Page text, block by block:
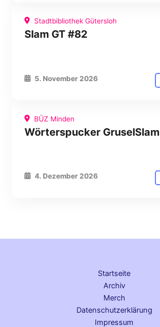
Stadtbibliothek Gütersloh
Slam GT #82
5. November 2026
BÜZ Minden
Wörterspucker GruselSlam
4. Dezember 2026
Startseite
Archiv
Merch
Datenschutz­erklärung
Impressum